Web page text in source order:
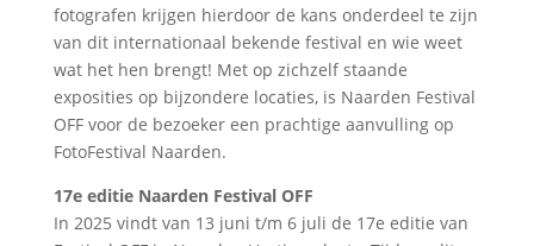
fotografen krijgen hierdoor de kans onderdeel te zijn
van dit internationaal bekende festival en wie weet
wat het hen brengt! Met op zichzelf staande
exposities op bijzondere locaties, is Naarden Festival
OFF voor de bezoeker een prachtige aanvulling op
FotoFestival Naarden.
17e editie Naarden Festival OFF
In 2025 vindt van 13 juni t/m 6 juli de 17e editie van